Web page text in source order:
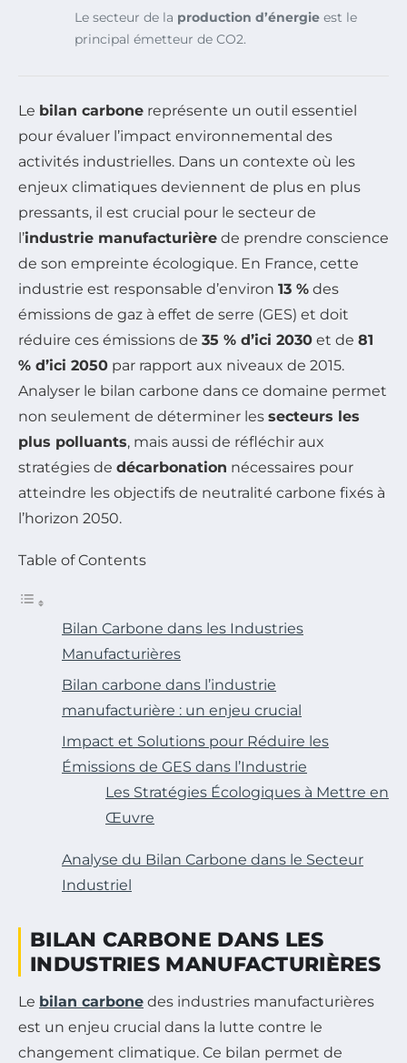
Le secteur de la production d’énergie est le
principal émetteur de CO2.
Le bilan carbone représente un outil essentiel
pour évaluer l’impact environnemental des
activités industrielles. Dans un contexte où les
enjeux climatiques deviennent de plus en plus
pressants, il est crucial pour le secteur de
l’industrie manufacturière de prendre conscience
de son empreinte écologique. En France, cette
industrie est responsable d’environ 13 % des
émissions de gaz à effet de serre (GES) et doit
réduire ces émissions de 35 % d’ici 2030 et de 81
% d’ici 2050 par rapport aux niveaux de 2015.
Analyser le bilan carbone dans ce domaine permet
non seulement de déterminer les secteurs les
plus polluants, mais aussi de réfléchir aux
stratégies de décarbonation nécessaires pour
atteindre les objectifs de neutralité carbone fixés à
l’horizon 2050.
Table of Contents
Bilan Carbone dans les Industries
Manufacturières
Bilan carbone dans l’industrie
manufacturière : un enjeu crucial
Impact et Solutions pour Réduire les
Émissions de GES dans l’Industrie
Les Stratégies Écologiques à Mettre en
Œuvre
Analyse du Bilan Carbone dans le Secteur
Industriel
BILAN CARBONE DANS LES
INDUSTRIES MANUFACTURIÈRES
Le bilan carbone des industries manufacturières
est un enjeu crucial dans la lutte contre le
changement climatique. Ce bilan permet de